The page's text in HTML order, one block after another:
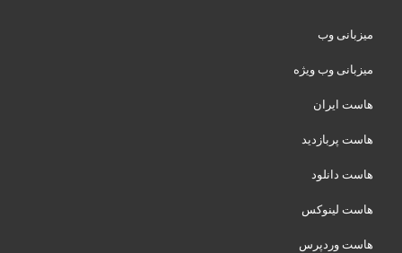
میزبانی وب
میزبانی وب ویژه
هاست ایران
هاست پربازدید
هاست دانلود
هاست لینوکس
هاست وردپرس